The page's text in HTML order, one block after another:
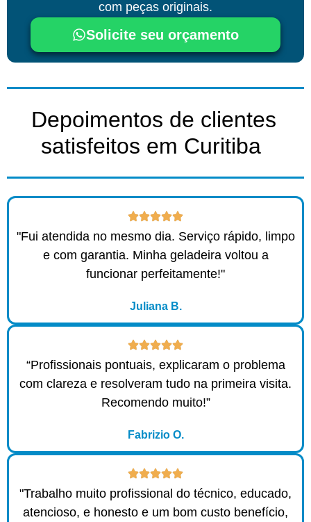
com peças originais.
Solicite seu orçamento
Depoimentos de clientes
satisfeitos em Curitiba ​
"Fui atendida no mesmo dia. Serviço rápido, limpo
e com garantia. Minha geladeira voltou a
funcionar perfeitamente!"
Juliana B.
“Profissionais pontuais, explicaram o problema
com clareza e resolveram tudo na primeira visita.
Recomendo muito!”
Fabrizio O.
"Trabalho muito profissional do técnico, educado,
atencioso, e honesto e um bom custo benefício,